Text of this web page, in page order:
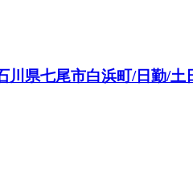
川県七尾市白浜町/日勤/